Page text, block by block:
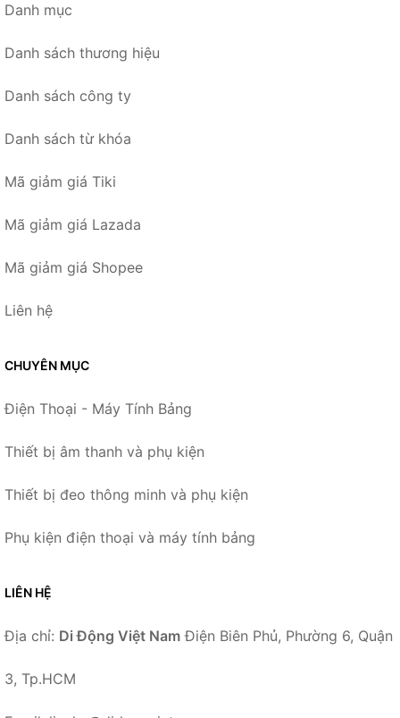
Danh mục
Danh sách thương hiệu
Danh sách công ty
Danh sách từ khóa
Mã giảm giá Tiki
Mã giảm giá Lazada
Mã giảm giá Shopee
Liên hệ
CHUYÊN MỤC
Điện Thoại - Máy Tính Bảng
Thiết bị âm thanh và phụ kiện
Thiết bị đeo thông minh và phụ kiện
Phụ kiện điện thoại và máy tính bảng
LIÊN HỆ
Địa chỉ: Di Động Việt Nam Điện Biên Phủ, Phường 6, Quận
3, Tp.HCM